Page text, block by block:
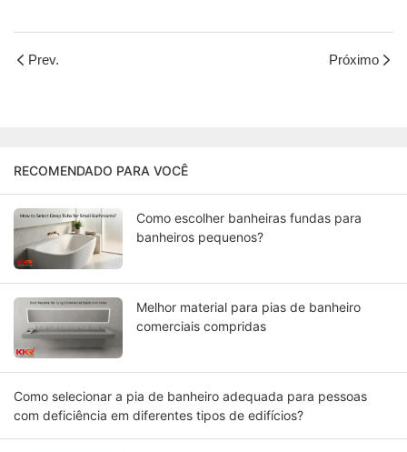
Prev. Próximo
RECOMENDADO PARA VOCÊ
Como escolher banheiras fundas para
banheiros pequenos?
Melhor material para pias de banheiro
comerciais compridas
Como selecionar a pia de banheiro adequada para pessoas
com deficiência em diferentes tipos de edifícios?